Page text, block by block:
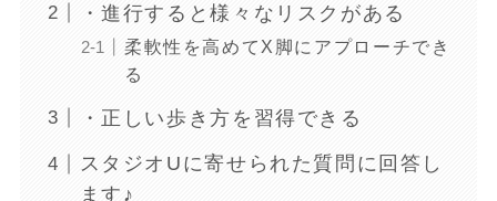
・進行すると様々なリスクがある
柔軟性を高めてX脚にアプローチでき
る
・正しい歩き方を習得できる
スタジオUに寄せられた質問に回答し
ます♪